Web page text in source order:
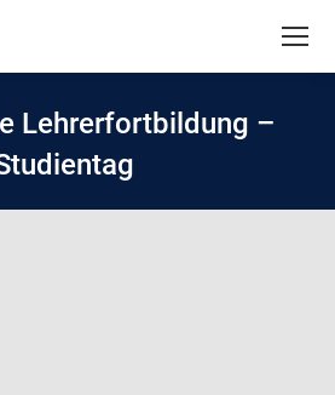
Lehrerfortbildung –